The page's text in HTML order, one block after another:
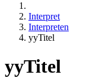
Interpret
Interpreten
yyTitel
yyTitel